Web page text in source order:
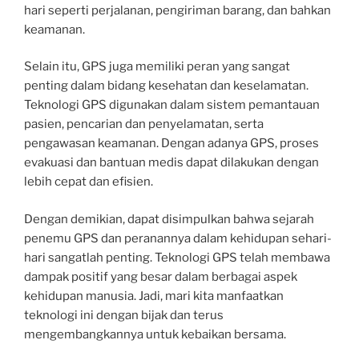
hari seperti perjalanan, pengiriman barang, dan bahkan
keamanan.
Selain itu, GPS juga memiliki peran yang sangat
penting dalam bidang kesehatan dan keselamatan.
Teknologi GPS digunakan dalam sistem pemantauan
pasien, pencarian dan penyelamatan, serta
pengawasan keamanan. Dengan adanya GPS, proses
evakuasi dan bantuan medis dapat dilakukan dengan
lebih cepat dan efisien.
Dengan demikian, dapat disimpulkan bahwa sejarah
penemu GPS dan peranannya dalam kehidupan sehari-
hari sangatlah penting. Teknologi GPS telah membawa
dampak positif yang besar dalam berbagai aspek
kehidupan manusia. Jadi, mari kita manfaatkan
teknologi ini dengan bijak dan terus
mengembangkannya untuk kebaikan bersama.